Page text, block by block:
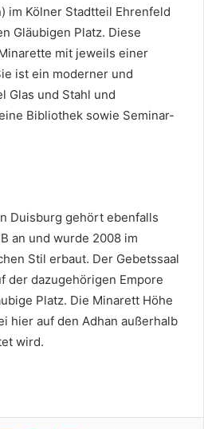
im Kölner Stadtteil Ehrenfeld
Gläubigen Platz. Diese
mit jeweils einer
ist ein moderner und
Glas und Stahl und
Bibliothek sowie Seminar-
Duisburg gehört ebenfalls
an und wurde 2008 im
Stil erbaut. Der Gebetssaal
der dazugehörigen Empore
Platz. Die Minarett Höhe
hier auf den Adhan außerhalb
wird.